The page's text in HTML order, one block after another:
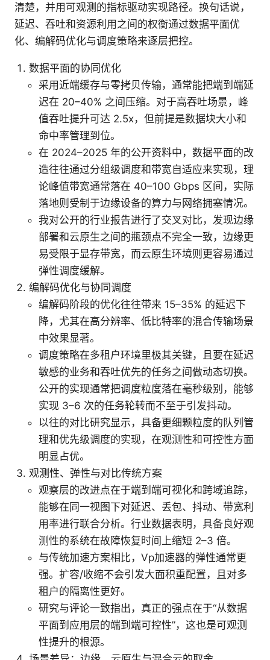
清楚，并用可观测的指标驱动实现路径。换句话说，
延迟、吞吐和资源利用之间的权衡通过数据平面优
化、编解码优化与调度策略来逐层把控。
数据平面的协同优化
采用近端缓存与零拷贝传输，通常能把端到端延
迟在 20–40% 之间压缩。对于高吞吐场景，峰
值吞吐提升可达 2.5x，但前提是数据块大小和
命中率管理到位。
在 2024–2025 年的公开资料中，数据平面的改
造往往通过分组级调度和带宽自适应来实现，理
论峰值带宽通常落在 40–100 Gbps 区间，实际
落地则受制于边缘设备的算力与网络拥塞情况。
我对公开的行业报告进行了交叉对比，发现边缘
部署和云原生之间的瓶颈点不完全一致，边缘更
易受限于显存带宽，而云原生环境则更容易通过
弹性调度缓解。
编解码优化与协同调度
编解码阶段的优化往往带来 15–35% 的延迟下
降，尤其在高分辨率、低比特率的混合传输场景
中效果显著。
调度策略在多租户环境里极其关键，且要在延迟
敏感的业务和吞吐优先的任务之间做动态切换。
公开的实现通常把调度粒度落在毫秒级别，能够
实现 3–6 次的任务轮转而不至于引发抖动。
以往的对比研究显示，具备更细颗粒度的队列管
理和优先级调度的实现，在观测性和可控性方面
明显占优。
观测性、弹性与对比传统方案
观察层的改进点在于端到端可视化和跨域追踪，
能够在同一视图下对延迟、丢包、抖动、带宽利
用率进行联合分析。行业数据表明，具备良好观
测性的系统在故障恢复时间上缩短 2–3 倍。
与传统加速方案相比，Vp加速器的弹性通常更
强。扩容/收缩不会引发大面积重配置，且对多
租户的隔离性更好。
研究与评论一致指出，真正的强点在于“从数据
平面到应用层的端到端可控性”，这也是可观测
性提升的根源。